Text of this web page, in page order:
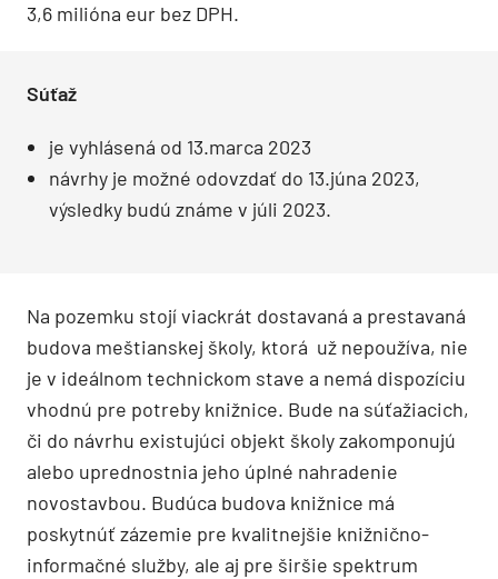
3,6 milióna eur bez DPH.
Súťaž
je vyhlásená od 13.marca 2023
návrhy je možné odovzdať do 13.júna 2023,
výsledky budú známe v júli 2023.
Na pozemku stojí viackrát dostavaná a prestavaná
budova meštianskej školy, ktorá už nepoužíva, nie
je v ideálnom technickom stave a nemá dispozíciu
vhodnú pre potreby knižnice. Bude na súťažiacich,
či do návrhu existujúci objekt školy zakomponujú
alebo uprednostnia jeho úplné nahradenie
novostavbou. Budúca budova knižnice má
poskytnúť zázemie pre kvalitnejšie knižnično-
informačné služby, ale aj pre širšie spektrum